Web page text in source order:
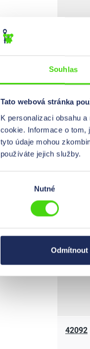
Souhlas
Tato webová stránka
K personalizaci obsahu
cookie. Informace o
tyto údaje mohou
používáte jejich služby.
Nutné
Odmítnout
42110
42091
42092